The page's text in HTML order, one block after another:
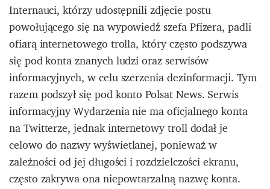
Internauci, którzy udostępnili zdjęcie postu
powołującego się na wypowiedź szefa Pfizera, padli
ofiarą internetowego trolla, który często podszywa
się pod konta znanych ludzi oraz serwisów
informacyjnych, w celu szerzenia dezinformacji. Tym
razem podszył się pod konto Polsat News. Serwis
informacyjny Wydarzenia nie ma oficjalnego konta
na Twitterze, jednak internetowy troll dodał je
celowo do nazwy wyświetlanej, ponieważ w
zależności od jej długości i rozdzielczości ekranu,
często zakrywa ona niepowtarzalną nazwę konta.